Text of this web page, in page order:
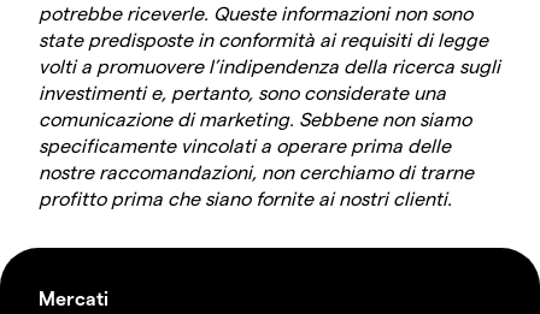
potrebbe riceverle. Queste informazioni non sono
state predisposte in conformità ai requisiti di legge
volti a promuovere l’indipendenza della ricerca sugli
investimenti e, pertanto, sono considerate una
comunicazione di marketing. Sebbene non siamo
specificamente vincolati a operare prima delle
nostre raccomandazioni, non cerchiamo di trarne
profitto prima che siano fornite ai nostri clienti.
Mercati